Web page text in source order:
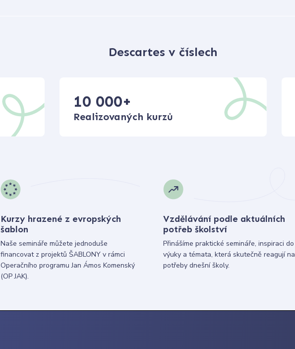
Descartes v číslech
10 000+
Realizovaných kurzů
Kurzy hrazené z evropských
šablon
Naše semináře můžete jednoduše
financovat z projektů ŠABLONY v rámci
Operačního programu Jan Ámos Komenský
(OP JAK).
Vzdělávání podle aktuálních
potřeb školství
Přinášíme praktické semináře, inspiraci do
výuky a témata, která skutečně reagují na
potřeby dnešní školy.